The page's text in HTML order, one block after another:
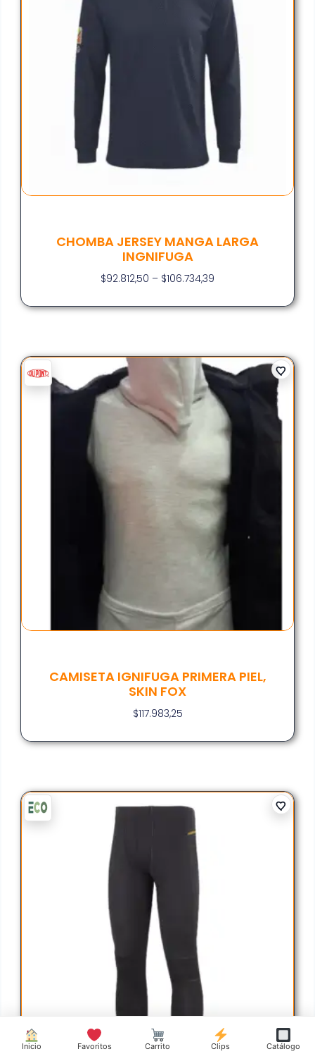
CHOMBA JERSEY MANGA LARGA
INGNIFUGA
$92.812,50 – $106.734,39
CAMISETA IGNIFUGA PRIMERA PIEL,
SKIN FOX
$117.983,25
Inicio Favoritos Carrito Clips Catálogo